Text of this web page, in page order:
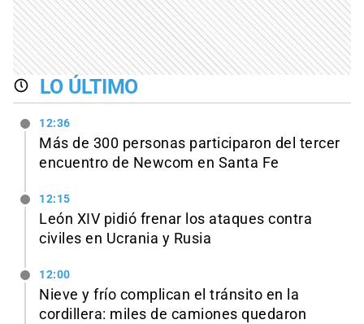
LO ÚLTIMO
12:36
Más de 300 personas participaron del tercer
encuentro de Newcom en Santa Fe
12:15
León XIV pidió frenar los ataques contra
civiles en Ucrania y Rusia
12:00
Nieve y frío complican el tránsito en la
cordillera: miles de camiones quedaron